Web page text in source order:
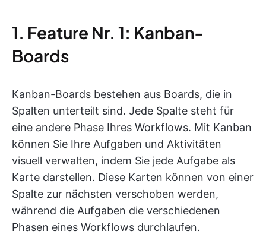
1. Feature Nr. 1: Kanban-
Boards
Kanban-Boards bestehen aus Boards, die in
Spalten unterteilt sind. Jede Spalte steht für
eine andere Phase Ihres Workflows. Mit Kanban
können Sie Ihre Aufgaben und Aktivitäten
visuell verwalten, indem Sie jede Aufgabe als
Karte darstellen. Diese Karten können von einer
Spalte zur nächsten verschoben werden,
während die Aufgaben die verschiedenen
Phasen eines Workflows durchlaufen.